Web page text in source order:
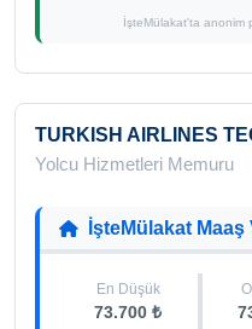
İşteMülakat'ta anonim
TURKISH AIRLINES
Yolcu Hizmetleri Memuru
İşteMülakat Maaş
En Düşük
73.700 ₺